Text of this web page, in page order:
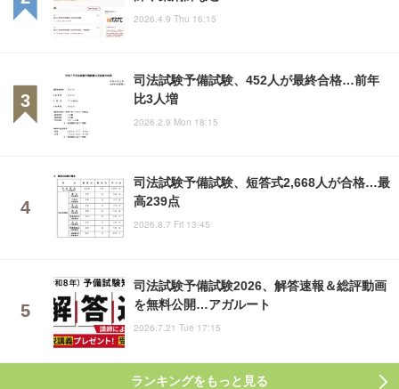
2026.4.9 Thu 16:15
司法試験予備試験、452人が最終合格…前年
比3人増
2026.2.9 Mon 18:15
司法試験予備試験、短答式2,668人が合格…最
高239点
2026.8.7 Fri 13:45
司法試験予備試験2026、解答速報＆総評動画
を無料公開…アガルート
2026.7.21 Tue 17:15
ランキングをもっと見る